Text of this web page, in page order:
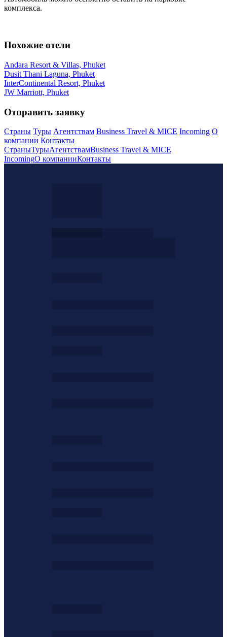
комплекса.
Похожие отели
Andara Resort & Villas, Phuket
Dusit Thani Laguna, Phuket
InterContinental Resort, Phuket
JW Marriott, Phuket
Отправить заявку
Страны Туры Агентствам Business Travel & MICE Incoming О
компании Контакты
СтраныТурыАгентствамBusiness Travel & MICE
IncomingО компанииКонтакты